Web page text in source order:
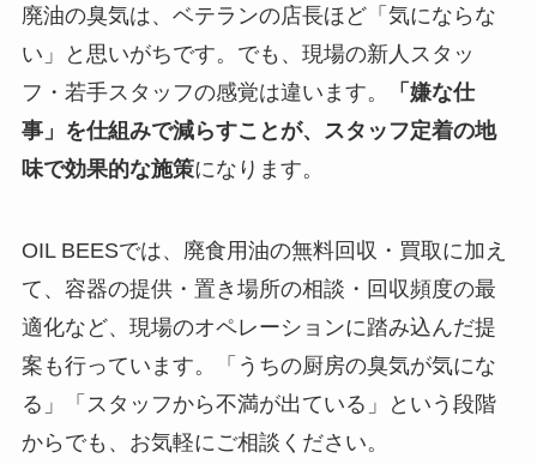
廃油の臭気は、ベテランの店長ほど「気にならな
い」と思いがちです。でも、現場の新人スタッ
フ・若手スタッフの感覚は違います。
「嫌な仕
事」を仕組みで減らすことが、スタッフ定着の地
味で効果的な施策になります。
OIL BEESでは、廃食用油の無料回収・買取に加え
て、容器の提供・置き場所の相談・回収頻度の最
適化など、現場のオペレーションに踏み込んだ提
案も行っています。「うちの厨房の臭気が気にな
る」「スタッフから不満が出ている」という段階
からでも、お気軽にご相談ください。